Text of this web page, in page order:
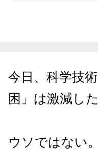
今日、科学技
困」は激減した
ウソではない。